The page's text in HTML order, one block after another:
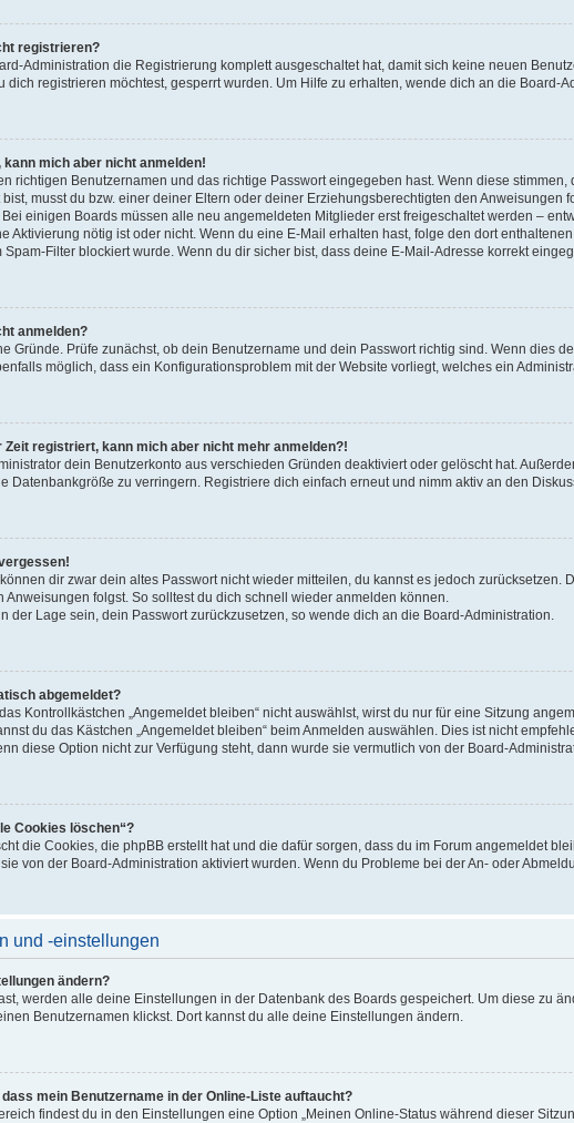
registrieren?
Administration die Registrierung komplett ausgeschaltet hat, damit sich keine neuen
dich registrieren möchtest, gesperrt wurden. Um Hilfe zu erhalten, wende dich an die Board-
mich aber nicht anmelden!
richtigen Benutzernamen und das richtige Passwort eingegeben hast. Wenn diese
musst du bzw. einer deiner Eltern oder deiner Erziehungsberechtigten den
einigen Boards müssen alle neu angemeldeten Mitglieder erst freigeschaltet werden –
Aktivierung nötig ist oder nicht. Wenn du eine E-Mail erhalten hast, folge den dort
Filter blockiert wurde. Wenn du dir sicher bist, dass deine E-Mail-Adresse korrekt
anmelden?
Gründe. Prüfe zunächst, ob dein Benutzername und dein Passwort richtig sind. Wenn dies
möglich, dass ein Konfigurationsproblem mit der Website vorliegt, welches ein
Zeit registriert, kann mich aber nicht mehr anmelden?!
dein Benutzerkonto aus verschieden Gründen deaktiviert oder gelöscht hat.
Datenbankgröße zu verringern. Registriere dich einfach erneut und nimm aktiv an den
dir zwar dein altes Passwort nicht wieder mitteilen, du kannst es jedoch zurücksetzen.
Anweisungen folgst. So solltest du dich schnell wieder anmelden können.
der Lage sein, dein Passwort zurückzusetzen, so wende dich an die Board-Administration.
abgemeldet?
Kontrollkästchen „Angemeldet bleiben“ nicht auswählst, wirst du nur für eine Sitzung
du das Kästchen „Angemeldet bleiben“ beim Anmelden auswählen. Dies ist nicht
diese Option nicht zur Verfügung steht, dann wurde sie vermutlich von der Board-
Cookies löschen“?
die Cookies, die phpBB erstellt hat und die dafür sorgen, dass du im Forum angemeldet
sie von der Board-Administration aktiviert wurden. Wenn du Probleme bei der An- oder
und -einstellungen
ändern?
werden alle deine Einstellungen in der Datenbank des Boards gespeichert. Um diese zu
Benutzernamen klickst. Dort kannst du alle deine Einstellungen ändern.
mein Benutzername in der Online-Liste auftaucht?
findest du in den Einstellungen eine Option „Meinen Online-Status während dieser